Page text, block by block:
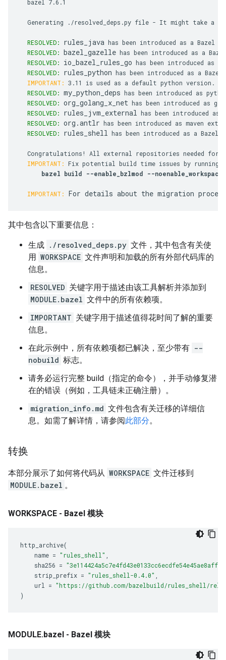
  bazel 7.6.1
Generating ./resolved_deps.py file - It might take a
RESOLVED: rules_java has been introduced as a Bazel
RESOLVED: bazel_gazelle has been introduced as a
RESOLVED:
io_bazel_rules_go has been introduced as a
RESOLVED:
rules_python has been introduced as a Bazel
IMPORTANT: 3.11 is used as a default python version.
RESOLVED: my_python_deps has been introduced as
RESOLVED: org_golang_x_net has been introduced as go
RESOLVED:
rules_jvm_external has been introduced as
RESOLVED: org.antlr has been introduced as maven
RESOLVED:
rules_shell has been introduced as a Bazel
Congratulations! All external repositories needed for
IMPORTANT: Fix potential build time issues by running
bazel build --enable_bzlmod --
IMPORTANT: For details about the migration
其中包含以下重要信息：
生成 ./resolved_deps.py 文件，其中包含有关使
用 WORKSPACE 文件声明和加载的所有外部代码库的
信息。
RESOLVED 关键字用于描述由该工具解析并添加到
MODULE.bazel 文件中的所有依赖项。
IMPORTANT 关键字用于描述值得花时间了解的重要
信息。
在此示例中，所有依赖项都已解决，至少带有 --
nobuild 标志。
请务必运行完整 build（指定的命令），并手动修复潜
在的错误（例如，工具链未正确注册）。
migration_info.md 文件包含有关迁移的详细信
息。如需了解详情，请参阅此部分。
转换
本部分展示了如何将代码从 WORKSPACE 文件迁移到
MODULE.bazel 。
WORKSPACE - Bazel 模块
http_archive(
name = "rules_shell"
sha256 =
strip_prefix = "rules_shell-0.4.0"
url
= "https://github.com/bazelbuild/rules_shell/
)
MODULE.bazel - Bazel 模块